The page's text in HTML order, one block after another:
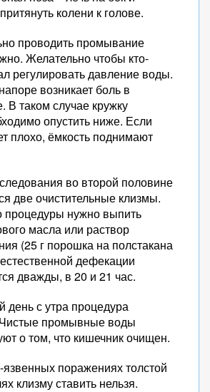
колени к голове.
проводить промывание
Желательно чтобы кто-
регулировать давление воды.
возникает боль в
В таком случае кружку
опустить ниже. Если
плохо, ёмкость поднимают
во второй половине
две очистительные клизмы.
процедуры нужно выпить
масла или раствор
(25 г порошка на полстакана
дефекации
дважды, в 20 и 21 час.
с утра процедура
Чистые промывные воды
о том, что кишечник очищен.
поражениях толстой
клизму ставить нельзя.